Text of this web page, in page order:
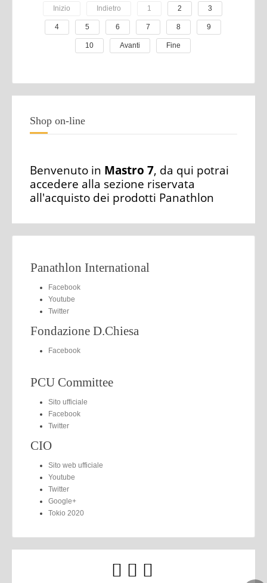
Inizio Indietro 1 2 3
4 5 6 7 8 9
10 Avanti Fine
Shop on-line
Benvenuto in Mastro 7, da qui potrai
accedere alla sezione riservata
all'acquisto dei prodotti Panathlon
Panathlon International
Facebook
Youtube
Twitter
Fondazione D.Chiesa
Facebook
PCU Committee
Sito ufficiale
Facebook
Twitter
CIO
Sito web ufficiale
Youtube
Twitter
Google+
Tokio 2020